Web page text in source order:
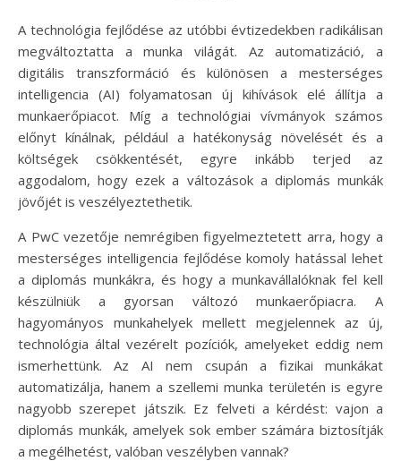
A technológia fejlődése az utóbbi évtizedekben radikálisan
megváltoztatta a munka világát. Az automatizáció, a
digitális transzformáció és különösen a mesterséges
intelligencia (AI) folyamatosan új kihívások elé állítja a
munkaerőpiacot. Míg a technológiai vívmányok számos
előnyt kínálnak, például a hatékonyság növelését és a
költségek csökkentését, egyre inkább terjed az
aggodalom, hogy ezek a változások a diplomás munkák
jövőjét is veszélyeztethetik.
A PwC vezetője nemrégiben figyelmeztetett arra, hogy a
mesterséges intelligencia fejlődése komoly hatással lehet
a diplomás munkákra, és hogy a munkavállalóknak fel kell
készülniük a gyorsan változó munkaerőpiacra. A
hagyományos munkahelyek mellett megjelennek az új,
technológia által vezérelt pozíciók, amelyeket eddig nem
ismerhettünk. Az AI nem csupán a fizikai munkákat
automatizálja, hanem a szellemi munka területén is egyre
nagyobb szerepet játszik. Ez felveti a kérdést: vajon a
diplomás munkák, amelyek sok ember számára biztosítják
a megélhetést, valóban veszélyben vannak?